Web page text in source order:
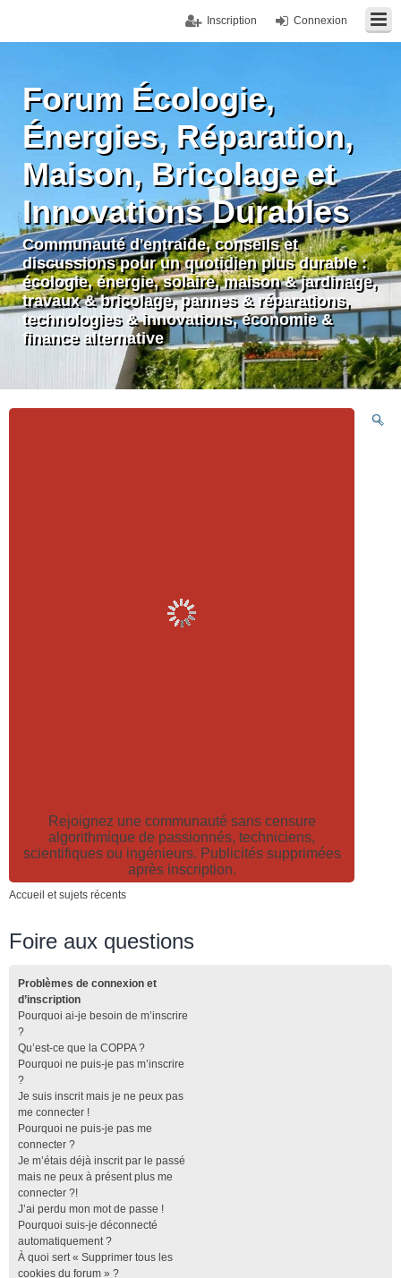
Connexion
Inscription
Forum Écologie,
Énergies, Réparation,
Maison, Bricolage et
Innovations Durables
Communauté d'entraide, conseils et
discussions pour un quotidien plus durable :
écologie, énergie, solaire, maison & jardinage,
travaux & bricolage, pannes & réparations,
technologies & innovations, économie &
finance alternative
Rejoignez une communauté sans censure
algorithmique de passionnés, techniciens,
scientifiques ou ingénieurs. Publicités supprimées
après inscription.
Accueil et sujets récents
Foire aux questions
Problèmes de connexion et
d’inscription
Pourquoi ai-je besoin de m’inscrire
?
Qu’est-ce que la COPPA ?
Pourquoi ne puis-je pas m’inscrire
?
Je suis inscrit mais je ne peux pas
me connecter !
Pourquoi ne puis-je pas me
connecter ?
Je m’étais déjà inscrit par le passé
mais ne peux à présent plus me
connecter ?!
J’ai perdu mon mot de passe !
Pourquoi suis-je déconnecté
automatiquement ?
À quoi sert « Supprimer tous les
cookies du forum » ?